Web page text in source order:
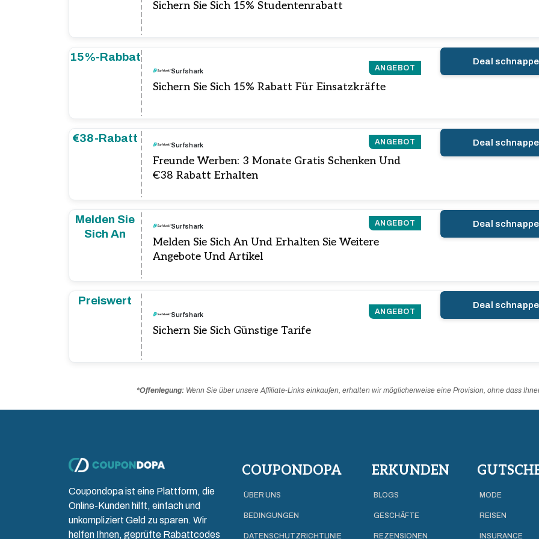
Sichern Sie Sich 15% Studentenrabatt
15%-Rabbat
ANGEBOT
Surfshark
Sichern Sie Sich 15% Rabatt Für Einsatzkräfte
Deal
€38-Rabatt ANGEBOT
Surfshark
Freunde Werben: 3 Monate Gratis Schenken Und
€38 Rabatt Erhalten
Deal
Melden Sie
Sich An
ANGEBOT
Surfshark
Melden Sie Sich An Und Erhalten Sie Weitere
Angebote Und Artikel
Deal
Preiswert
ANGEBOT
Surfshark
Sichern Sie Sich Günstige Tarife
Deal
*Offenlegung:Wenn Sie über unsere Affiliate-Links einkaufen, erhalten wir möglicherweise eine Provision, ohne dass
Coupondopa ist eine Plattform, die
Online-Kunden hilft, einfach und
unkompliziert Geld zu sparen. Wir
helfen Ihnen, geprüfte Rabattcodes
COUPONDOPA
ÜBER UNS
BEDINGUNGEN
DATENSCHUTZRICHTLINIE
ERKUNDEN
BLOGS
GESCHÄFTE
REZENSIONEN
MODE
REISEN
INSURANCE